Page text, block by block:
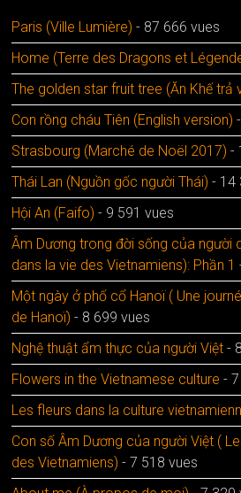
Paris (Ville Lumière) - 87 666 vues
Home (Terre des Dragons et
The golden star fruit tree (Ăn Khế trả
Con rồng cháu Tiên (English version)
Strasbourg (Marché de Noël 2017) -
Thái Lan (Nguồn gốc người Thái) - 14
Hội An (Faifo) - 9 591 vues
Âm Dương trong đời sống của người
dans la vie des Vietnamiens): Phần 1
Một ngày ở phố cổ Hanoï ( Une
de Hanoï) - 8 699 vues
Nghệ thuật ẩm thực của người Việt -
Flowers in the Vietnamese culture -
Les fleurs dans la culture
Con số Âm Dương của người Việt (
des Vietnamiens) - 7 518 vues